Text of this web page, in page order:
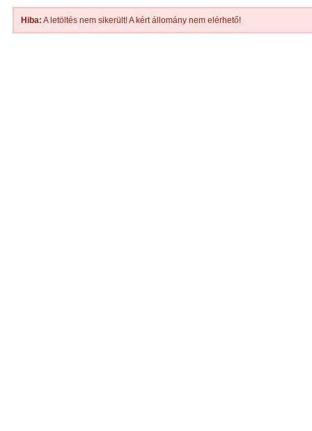
Hiba: A letöltés nem sikerült! A kért állomány nem elérhető!